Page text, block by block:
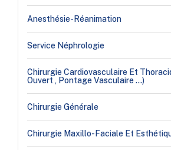
Anesthésie-Réanimation
Service Néphrologie
Chirurgie Cardiovasculaire Et
Ouvert , Pontage Vasculaire …)
Chirurgie Générale
Chirurgie Maxillo-Faciale Et